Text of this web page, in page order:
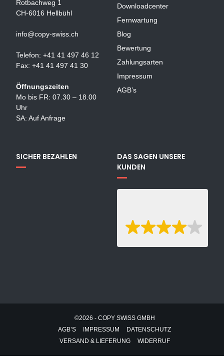
Rotbachweg 1
CH-6016 Hellbühl
info@copy-swiss.ch
Telefon: +41 41 497 46 12
Fax: +41 41 497 41 30
Öffnungszeiten
Mo bis FR: 07.30 – 18.00
Uhr
SA: Auf Anfrage
Downloadcenter
Fernwartung
Blog
Bewertung
Zahlungsarten
Impressum
AGB’s
SICHER BEZAHLEN
DAS SAGEN UNSERE
KUNDEN
©2026 - COPY SWISS GMBH
AGB’S
IMPRESSUM
DATENSCHUTZ
VERSAND & LIEFERUNG
WIDERRUF